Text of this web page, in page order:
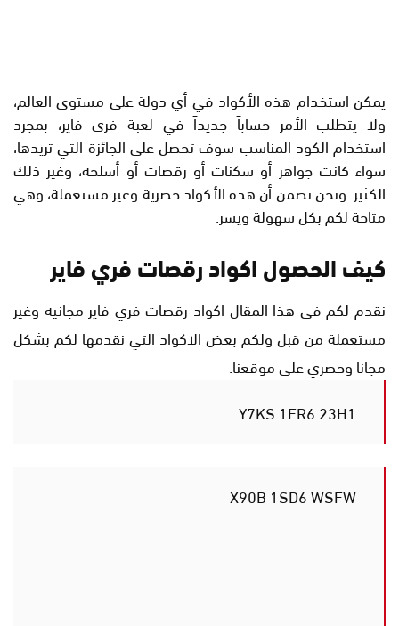
يمكن استخدام هذه الأكواد في أي دولة على مستوى العالم،
ولا يتطلب الأمر حساباً جديداً في لعبة فري فاير، بمجرد
استخدام الكود المناسب سوف تحصل على الجائزة التي تريدها،
سواء كانت جواهر أو سكنات أو رقصات أو أسلحة، وغير ذلك
الكثير. ونحن نضمن أن هذه الأكواد حصرية وغير مستعملة، وهي
متاحة لكم بكل سهولة ويسر.
كيف الحصول اكواد رقصات فري فاير
نقدم لكم في هذا المقال اكواد رقصات فري فاير مجانيه وغير
مستعملة من قبل ولكم بعض الاكواد التي نقدمها لكم بشكل
مجانا وحصري علي موقعنا.
Y7KS 1ER6 23H1
X90B 1SD6 WSFW